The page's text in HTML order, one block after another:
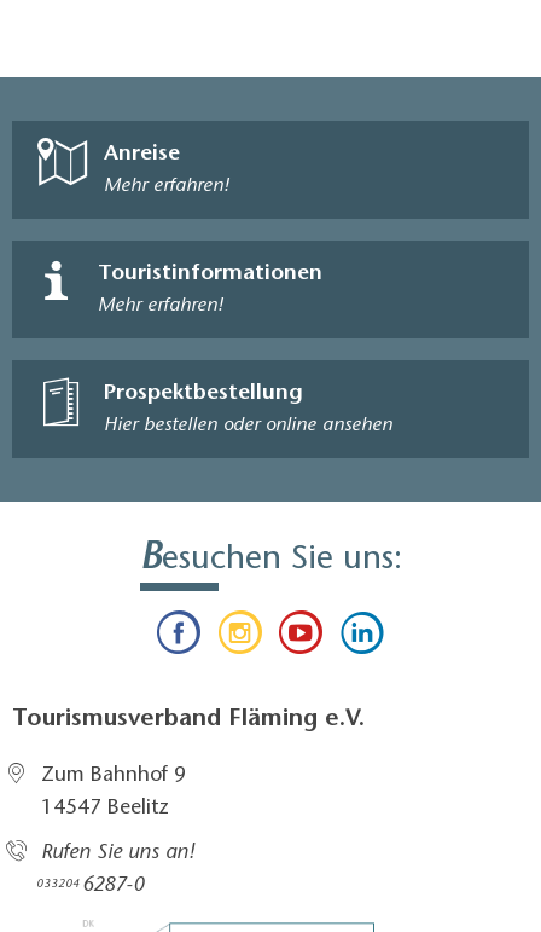
Anreise
Mehr erfahren!
Touristinformationen
Mehr erfahren!
Prospektbestellung
Hier bestellen oder online ansehen
Besuchen Sie uns:
Tourismusverband Fläming e.V.
Zum Bahnhof 9
14547 Beelitz
Rufen Sie uns an!
033204 6287-0